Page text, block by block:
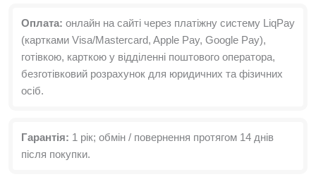
Оплата: онлайн на сайті через платіжну систему LiqPay
(картками Visa/Mastercard, Apple Pay, Google Pay),
готівкою, карткою у відділенні поштового оператора,
безготівковий розрахунок для юридичних та фізичних
осіб.
Гарантія: 1 рік; обмін / повернення протягом 14 днів
після покупки.